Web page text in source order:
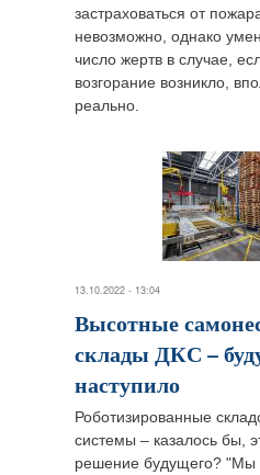
застраховаться от
невозможно, однако
число жертв в случае,
возгорание возникло,
реально.
13.10.2022 - 13:04
Высотные
склады ДКС –
наступило
Роботизированные
системы – казалось бы,
решение будущего? "Мы